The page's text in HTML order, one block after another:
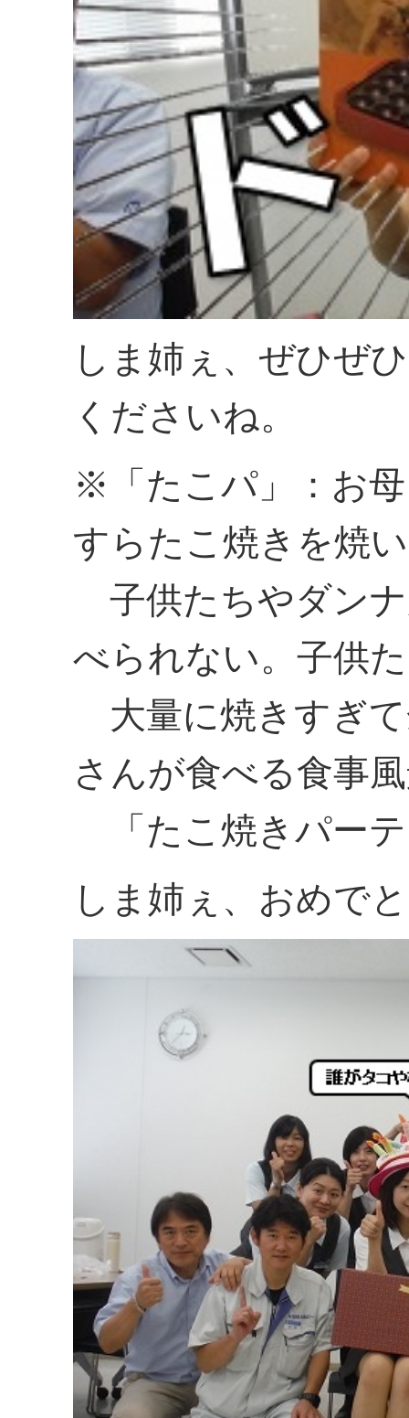
しま姉ぇ、ぜひぜ
くださいね。
※「たこパ」：お
すらたこ焼きを焼
子供たちやダン
べられない。子供
大量に焼きすぎ
さんが食べる食事
「たこ焼きパー
しま姉ぇ、おめで